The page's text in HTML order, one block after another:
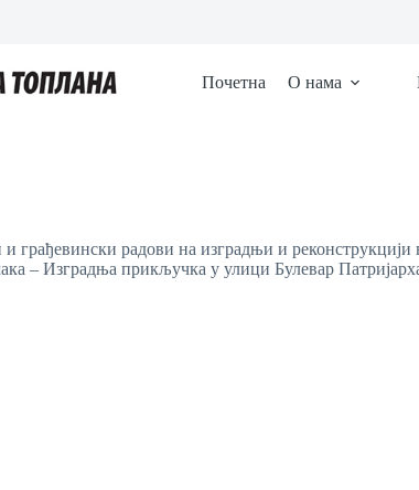
Почетна О нама
грађевински радови на изградњи и реконструкцији
– Изградња прикључка у улици Булевар